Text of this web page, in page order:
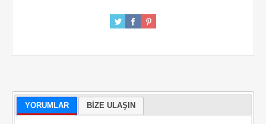
YORUMLAR BIZE ULAŞIN